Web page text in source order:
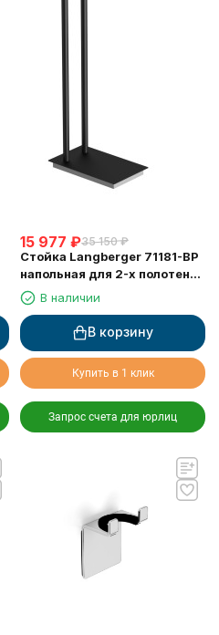
15 977 ₽35 150 ₽
Стойка Langberger 71181-BP
напольная для 2-х полотенец
чернаяВ наличии
В корзину
Купить в 1 клик
Запрос счета для юрлиц